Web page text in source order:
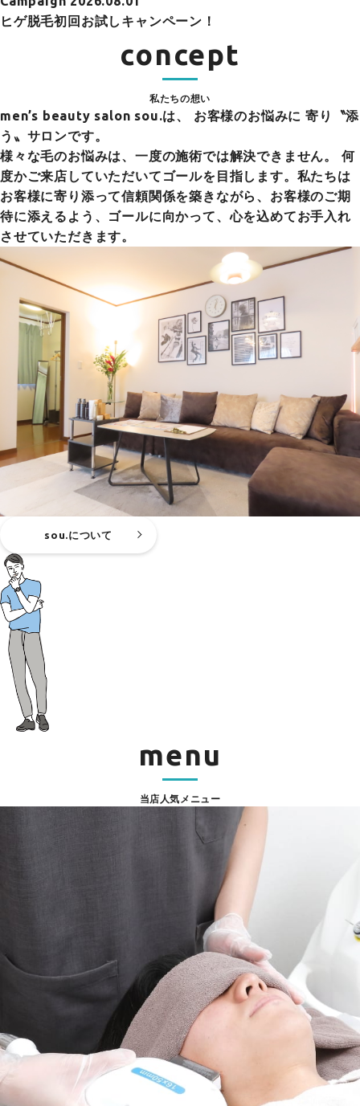
ヒゲ脱毛初回お試しキャンペーン！
concept
私たちの想い
men’s beauty salon sou.は、
お客様のお悩みに 寄り〝添
う〟サロンです。
様々な毛のお悩みは、一度の施術では解決できません。 何
度かご来店していただいてゴールを目指します。私たちは
お客様に寄り添って信頼関係を築きながら、お客様のご期
待に添えるよう、ゴールに向かって、心を込めてお手入れ
させていただきます。
sou.について
menu
当店人気メニュー